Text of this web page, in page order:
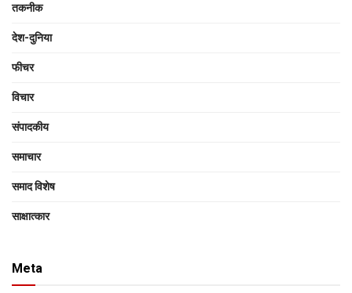
तकनीक
देश-दुनिया
फीचर
विचार
संपादकीय
समाचार
समाद विशेष
साक्षात्‍कार
Meta